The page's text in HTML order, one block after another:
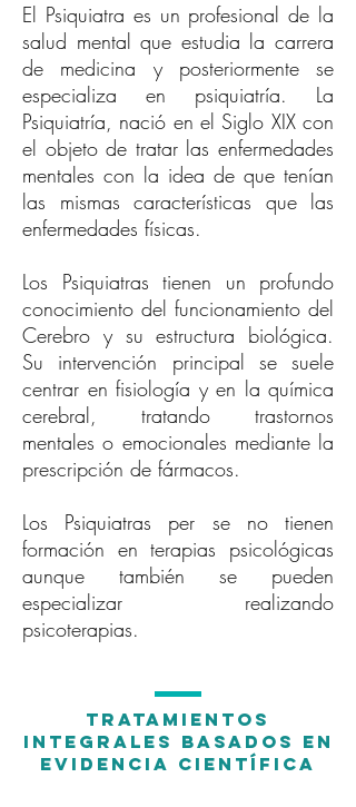
El Psiquiatra es un profesional de la
salud mental que estudia la carrera
de medicina y posteriormente se
especializa en psiquiatría. La
Psiquiatría, nació en el Siglo XIX con
el objeto de tratar las enfermedades
mentales con la idea de que tenían
las mismas características que las
enfermedades físicas.
Los Psiquiatras tienen un profundo
conocimiento del funcionamiento del
Cerebro y su estructura biológica.
Su intervención principal se suele
centrar en fisiología y en la química
cerebral, tratando trastornos
mentales o emocionales mediante la
prescripción de fármacos.
Los Psiquiatras per se no tienen
formación en terapias psicológicas
aunque también se pueden
especializar realizando
psicoterapias.
TRATAMIENTOS
INTEGRALES BASADOS EN
EVIDENCIA CIENTÍFICA